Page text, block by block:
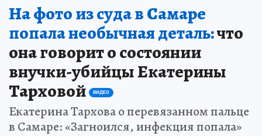
На фото из суда в Самаре
попала необычная деталь:что
она говорит о состоянии
внучки-убийцы Екатерины
Тарховой
ВИДЕО
Екатерина Тархова о перевязанном пальце
в Самаре: «Загноился, инфекция попала»